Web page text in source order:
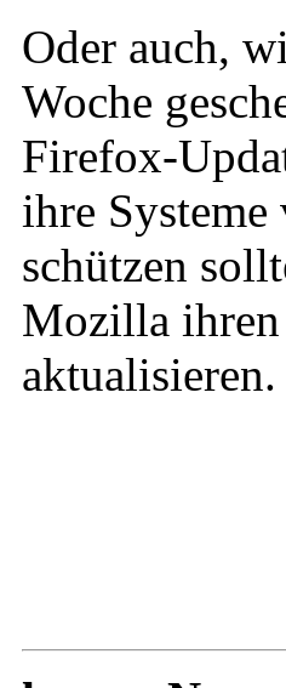
Oder auch,
Woche
Firefox-
ihre
schützen
Mozilla ihren
aktualisieren.